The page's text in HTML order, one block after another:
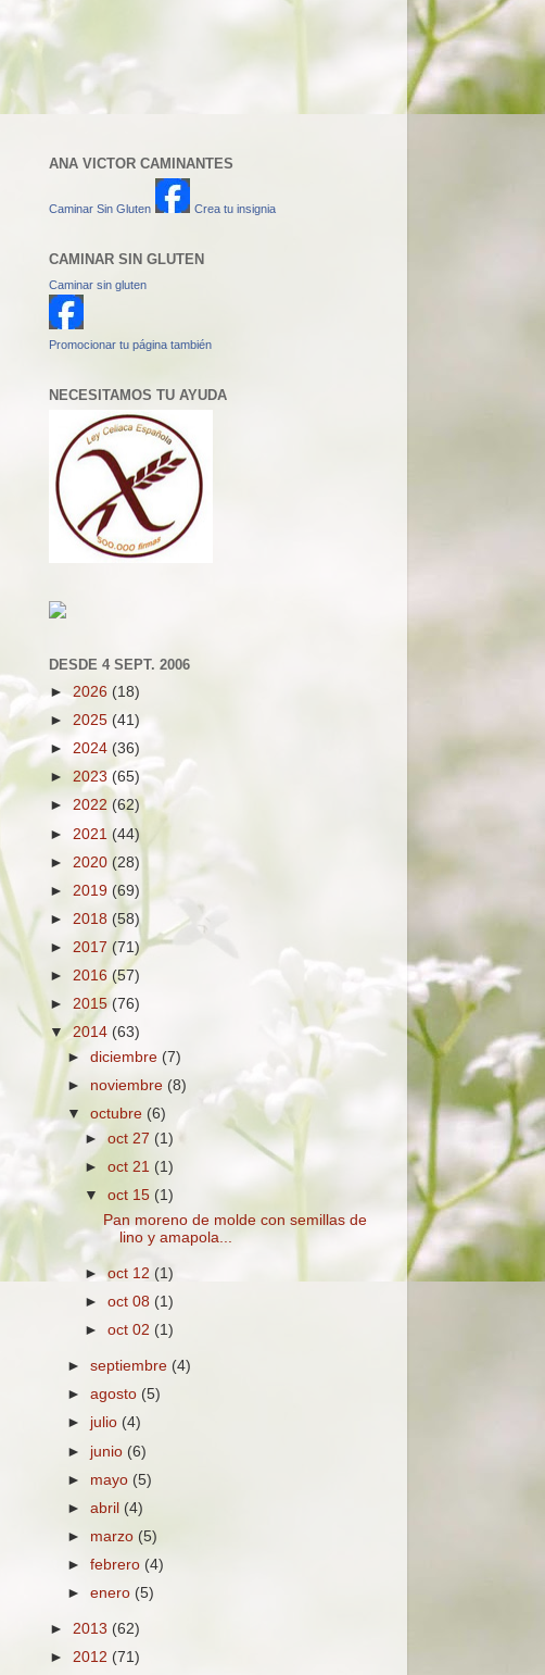
ANA VICTOR CAMINANTES
Caminar Sin Gluten Crea tu insignia
CAMINAR SIN GLUTEN
Caminar sin gluten
Promocionar tu página también
NECESITAMOS TU AYUDA
DESDE 4 SEPT. 2006
► 2026 (18)
► 2025 (41)
► 2024 (36)
► 2023 (65)
► 2022 (62)
► 2021 (44)
► 2020 (28)
► 2019 (69)
► 2018 (58)
► 2017 (71)
► 2016 (57)
► 2015 (76)
▼2014 (63)
►diciembre (7)
► noviembre (8)
▼octubre (6)
►oct 27 (1)
►oct 21 (1)
▼oct 15 (1)
Pan moreno de molde con semillas de
lino y amapola...
►oct 12 (1)
►oct 08 (1)
►oct 02 (1)
►septiembre (4)
►agosto (5)
► julio (4)
► junio (6)
► mayo (5)
►abril (4)
► marzo (5)
►febrero (4)
►enero (5)
► 2013 (62)
► 2012 (71)